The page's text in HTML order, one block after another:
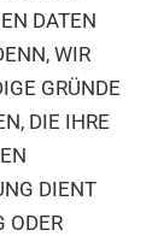
DATEN
WIR
GRÜNDE
DIE IHRE
DIENT
ODER